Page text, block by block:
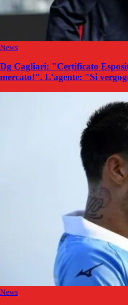
News
Dg Cagliari: "Certificato
mercato!". L'agente: "Si
News